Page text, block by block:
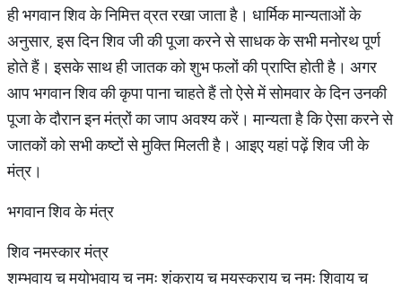
ही भगवान शिव के निमित्त व्रत रखा जाता है। धार्मिक मान्यताओं के
अनुसार, इस दिन शिव जी की पूजा करने से साधक के सभी मनोरथ पूर्ण
होते हैं। इसके साथ ही जातक को शुभ फलों की प्राप्ति होती है। अगर
आप भगवान शिव की कृपा पाना चाहते हैं तो ऐसे में सोमवार के दिन उनकी
पूजा के दौरान इन मंत्रों का जाप अवश्य करें। मान्यता है कि ऐसा करने से
जातकों को सभी कष्टों से मुक्ति मिलती है। आइए यहां पढ़ें शिव जी के
मंत्र।
भगवान शिव के मंत्र
शिव नमस्कार मंत्र
शम्भवाय च मयोभवाय च नमः शंकराय च मयस्कराय च नमः शिवाय च